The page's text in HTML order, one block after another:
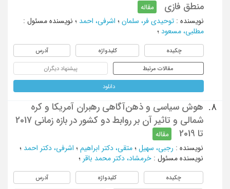
منطق فازی
مقاله
نویسنده : توحیدی فر، سلمان ؛ اشرفی، احمد ؛ نویسنده مسئول :
مطلبی، مسعود ؛
چکیده کلیدواژه آدرس
مقالات مرتبط پیشنهاد دیگران
دانلود
8.
هوش سیاسی و ذهن‌آگاهی رهبران آمریکا و کره
شمالی و تاثیر آن‌ بر روابط دو کشور در بازه زمانی 2017
تا 2019
مقاله
نویسنده : رجبی، سهیل ؛ متقی، دکتر ابراهیم ؛ اشرفی، دکتر احمد ؛
نویسنده مسئول : خرمشاد، دکتر محمد باقر ؛
چکیده کلیدواژه آدرس